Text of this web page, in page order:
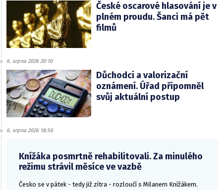
České oscarové hlasování je v
plném proudu. Šanci má pět
filmů
6. srpna 2026 20:10
Důchodci a valorizační
oznámení. Úřad připomněl
svůj aktuální postup
6. srpna 2026 18:56
Knížáka posmrtně rehabilitovali. Za minulého
režimu strávil měsíce ve vazbě
Česko se v pátek - tedy již zítra - rozloučí s Milanem Knížákem.